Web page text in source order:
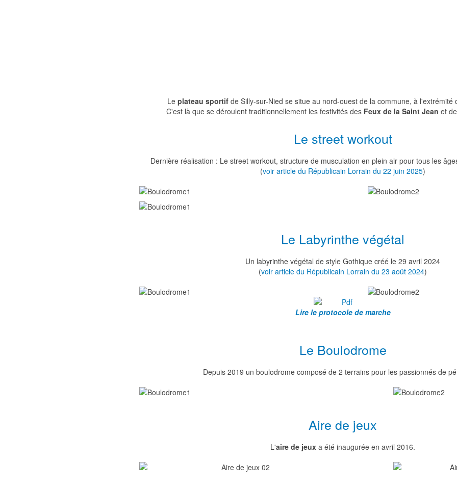
Leplateau sportifde Silly-sur-Nied se situe au nord-ouest de la commune, à l'extrémité
C'est là que se déroulent traditionnellement les festivités des Feux de la Saint Jean et
Le street workout
Dernière réalisation : Le street workout, structure de musculation en plein air pour tous les
(voir article du Républicain Lorrain du 22 juin 2025)
Le Labyrinthe végétal
Un labyrinthe végétal de style Gothique créé le 29 avril 2024
(voir article du Républicain Lorrain du 23 août 2024)
Lire le protocole de marche
Le Boulodrome
Depuis 2019 un boulodrome composé de 2 terrains pour les passionnés de
Aire de jeux
L'aire de jeux a été inaugurée en avril 2016.